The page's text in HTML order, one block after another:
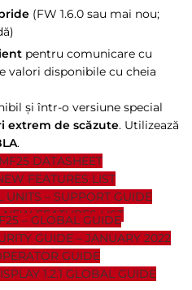
(FW 1.6.0 sau mai nou;
pentru comunicare cu
valori disponibile cu cheia
și într-o versiune special
extrem de scăzute. Utilizează
.
DATASHEET
FEATURES LIST
UNITS – SUPPORT GUIDE
NEW FEATURES LIST
– GLOBAL GUIDE
GUIDE – JANUARY 2022
GUIDE
1.2.1 GLOBAL GUIDE